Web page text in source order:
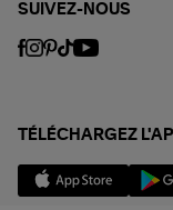
SUIVEZ-NOUS
TÉLÉCHARGEZ